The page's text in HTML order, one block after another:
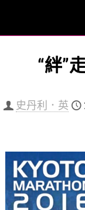
“絆”
史丹利．英